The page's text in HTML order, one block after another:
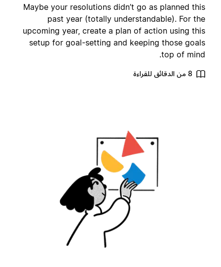
Maybe your resolutions didn’t go as planned
past year (totally understandable). For
upcoming year, create a plan of action using
setup for goal-setting and keeping those
top of
8 من الدقائق للقراءة